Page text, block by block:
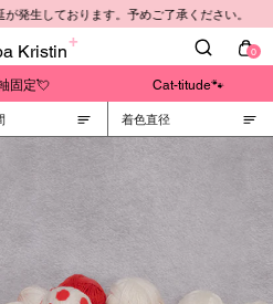
Kristin 0
固定💘 Cat-titude🐾
しております。予めご了承ください。
着色直径